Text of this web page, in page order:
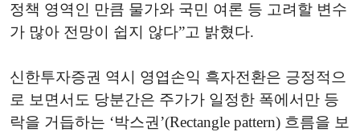
정책 영역인 만큼 물가와 국민 여론 등 고려할 변수
가 많아 전망이 쉽지 않다”고 밝혔다.
신한투자증권 역시 영엽손익 흑자전환은 긍정적으
로 보면서도 당분간은 주가가 일정한 폭에서만 등
락을 거듭하는 ‘박스권’(Rectangle pattern) 흐름을 보